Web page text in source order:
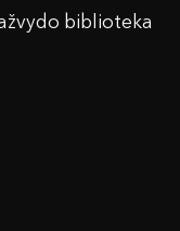
biblioteka